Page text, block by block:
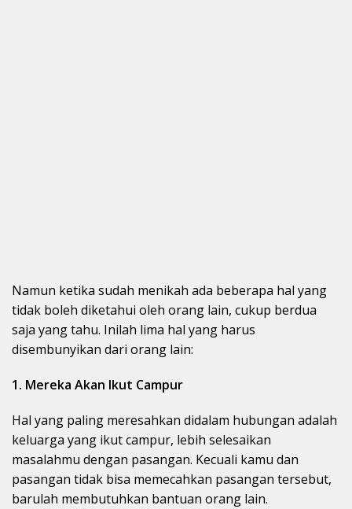
Namun ketika sudah menikah ada beberapa hal yang
tidak boleh diketahui oleh orang lain, cukup berdua
saja yang tahu. Inilah lima hal yang harus
disembunyikan dari orang lain:
1. Mereka Akan Ikut Campur
Hal yang paling meresahkan didalam hubungan adalah
keluarga yang ikut campur, lebih selesaikan
masalahmu dengan pasangan. Kecuali kamu dan
pasangan tidak bisa memecahkan pasangan tersebut,
barulah membutuhkan bantuan orang lain.